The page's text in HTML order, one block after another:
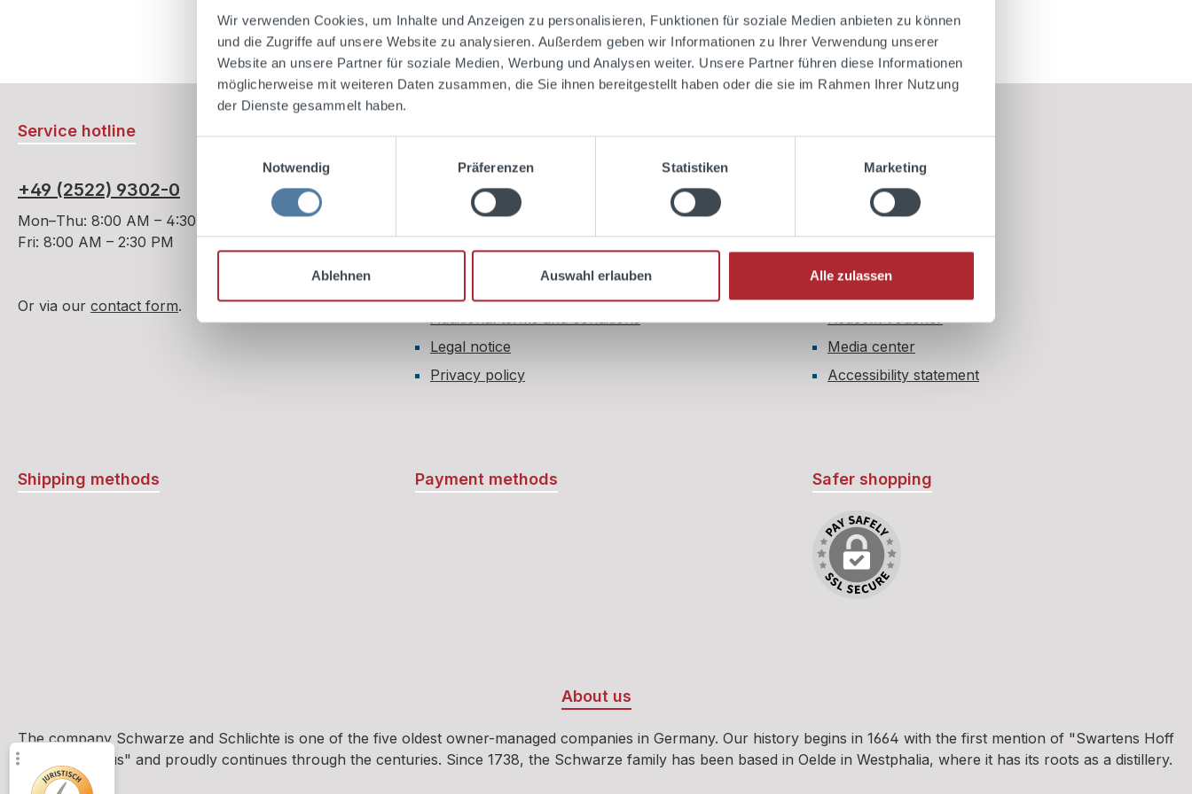
Wir verwenden Cookies, um Inhalte und Anzeigen zu personalisieren, Funktionen für soziale Medien anbieten zu können
und die Zugriffe auf unsere Website zu analysieren. Außerdem geben wir Informationen zu Ihrer Verwendung unserer
Website an unsere Partner für soziale Medien, Werbung und Analysen weiter. Unsere Partner führen diese Informationen
möglicherweise mit weiteren Daten zusammen, die Sie ihnen bereitgestellt haben oder die sie im Rahmen Ihrer Nutzung
der Dienste gesammelt haben.
Notwendig
Präferenzen Statistiken Marketing
Ablehnen Auswahl erlauben Alle zulassen
Add to shopping cart
Service hotline
+49 (2522) 9302-0
Mon–Thu: 8:00 AM – 4:30 PM
Fri: 8:00 AM – 2:30 PM
Or via our contact form.
Book cocktail classes
Contact
Right of withdrawal
Additional terms and conditions
Legal notice
Privacy policy
My account
My shopping cart
My cookie settings
Redeem voucher
Media center
Accessibility statement
Shipping methods Payment methods Safer shopping
About us
The company Schwarze and Schlichte is one of the five oldest owner-managed companies in Germany. Our history begins in 1664 with the first mention of "Swartens Hoff
und Brennhaus" and proudly continues through the centuries. Since 1738, the Schwarze family has been based in Oelde in Westphalia, where it has its roots as a distillery.